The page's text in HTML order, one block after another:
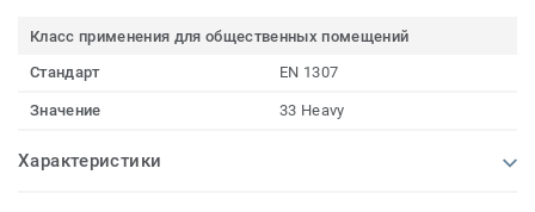
Класс применения для общественных помещений
Стандарт
EN 1307
Значение 33 Heavy
Характеристики